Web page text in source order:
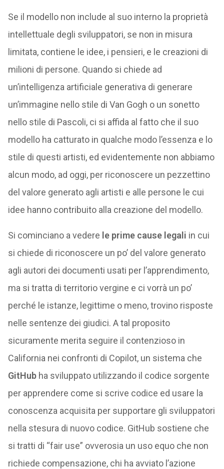
Se il modello non include al suo interno la proprietà
intellettuale degli sviluppatori, se non in misura
limitata, contiene le idee, i pensieri, e le creazioni di
milioni di persone. Quando si chiede ad
un’intelligenza artificiale generativa di generare
un’immagine nello stile di Van Gogh o un sonetto
nello stile di Pascoli, ci si affida al fatto che il suo
modello ha catturato in qualche modo l’essenza e lo
stile di questi artisti, ed evidentemente non abbiamo
alcun modo, ad oggi, per riconoscere un pezzettino
del valore generato agli artisti e alle persone le cui
idee hanno contribuito alla creazione del modello.
Si cominciano a vedere le prime cause legali in cui
si chiede di riconoscere un po’ del valore generato
agli autori dei documenti usati per l’apprendimento,
ma si tratta di territorio vergine e ci vorrà un po’
perché le istanze, legittime o meno, trovino risposte
nelle sentenze dei giudici. A tal proposito
sicuramente merita seguire il contenzioso in
California nei confronti di Copilot, un sistema che
GitHubha sviluppato utilizzando il codice sorgente
per apprendere come si scrive codice ed usare la
conoscenza acquisita per supportare gli sviluppatori
nella stesura di nuovo codice. GitHub sostiene che
si tratti di “fair use” ovverosia un uso equo che non
richiede compensazione, chi ha avviato l’azione